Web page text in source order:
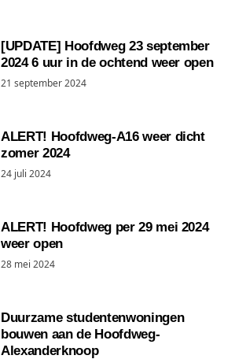
[UPDATE] Hoofdweg 23 september
2024 6 uur in de ochtend weer open
21 september 2024
ALERT! Hoofdweg-A16 weer dicht
zomer 2024
24 juli 2024
ALERT! Hoofdweg per 29 mei 2024
weer open
28 mei 2024
Duurzame studentenwoningen
bouwen aan de Hoofdweg-
Alexanderknoop